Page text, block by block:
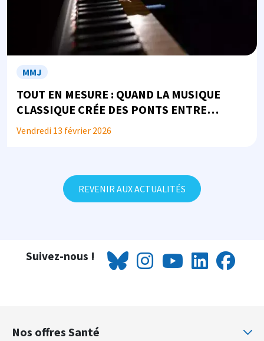
MMJ
TOUT EN MESURE : QUAND LA MUSIQUE
CLASSIQUE CRÉE DES PONTS ENTRE
JUSTICE, SANTÉ ET SOCIÉTÉ...
Vendredi 13 février 2026
REVENIR AUX ACTUALITÉS
Suivez-nous !
Nos offres Santé